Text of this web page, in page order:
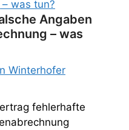
Angaben
– was
Winterhofer
fehlerhafte